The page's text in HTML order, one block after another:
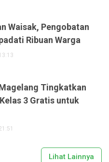
Waisak, Pengobatan
Ribuan Warga
Tingkatkan
3 Gratis untuk
Lihat Lainnya